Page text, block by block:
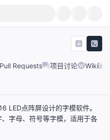
Pull Requests 项目讨论 Wiki
LED点阵屏设计的字模软件。
字母、符号等字模，适用于各